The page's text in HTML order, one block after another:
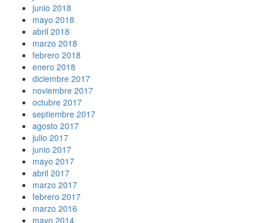
junio 2018
mayo 2018
abril 2018
marzo 2018
febrero 2018
enero 2018
diciembre 2017
noviembre 2017
octubre 2017
septiembre 2017
agosto 2017
julio 2017
junio 2017
mayo 2017
abril 2017
marzo 2017
febrero 2017
marzo 2016
mayo 2014